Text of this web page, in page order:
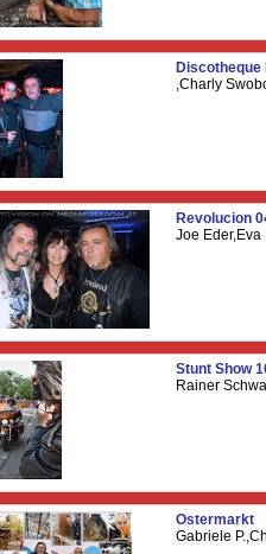
Discotheque
,Charly
Revolucion
Joe
Stunt Show
Rainer
Ostermarkt
Gabriele